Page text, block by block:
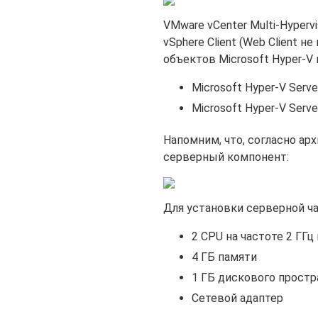
VMware vCenter Multi-
vSphere Client (Web Client
объектов Microsoft Hyper-V
Microsoft Hyper-V
Microsoft Hyper-V
Напомним, что, согласно
серверный компонент:
Для установки серверной
2 CPU на частоте 2 ГГц
4 ГБ памяти
1 ГБ дискового
Сетевой адаптер